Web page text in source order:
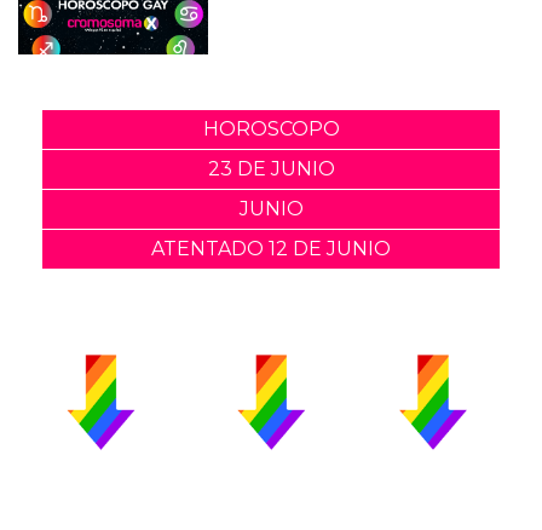
HOROSCOPO
23 DE JUNIO
JUNIO
ATENTADO 12 DE JUNIO